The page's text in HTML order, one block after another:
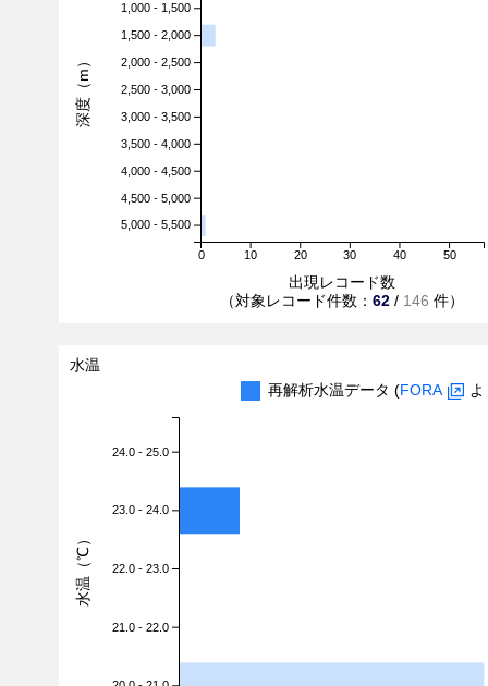
0 10 20 30 40 50
1,000 - 1,500
1,500 - 2,000
2,000 - 2,500
2,500 - 3,000
3,000 - 3,500
3,500 - 4,000
4,000 - 4,500
4,500 - 5,000
5,000 - 5,500
出現レコード数
（対象レコード件数： 62 / 146 件）
深度（m）
水温
再解析水温データ (FORA
24.0 - 25.0
23.0 - 24.0
22.0 - 23.0
21.0 - 22.0
水温（℃）